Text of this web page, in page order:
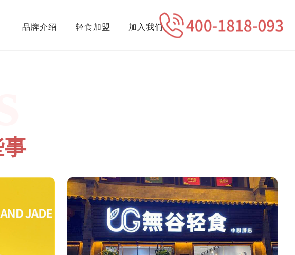
品牌介绍 轻食加盟 加入我们